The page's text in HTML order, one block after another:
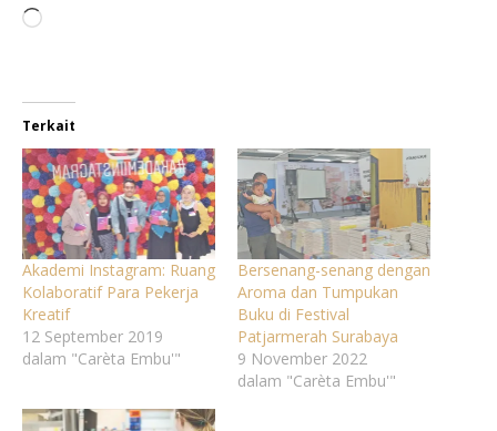
Memuat...
Terkait
Akademi Instagram: Ruang
Kolaboratif Para Pekerja
Kreatif
12 September 2019
dalam "Carèta Embu'"
Bersenang-senang dengan
Aroma dan Tumpukan
Buku di Festival
Patjarmerah Surabaya
9 November 2022
dalam "Carèta Embu'"